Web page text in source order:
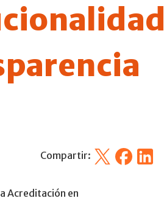
Compartir: X Facebook
Acreditación en